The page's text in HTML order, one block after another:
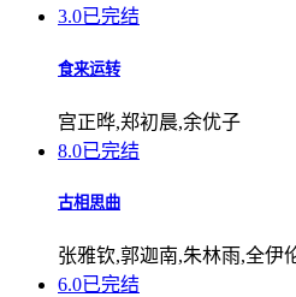
3.0已完结
食来运转
宫正晔,郑初晨,余优子
8.0已完结
古相思曲
张雅钦,郭迦南,朱林雨,全伊
6.0已完结